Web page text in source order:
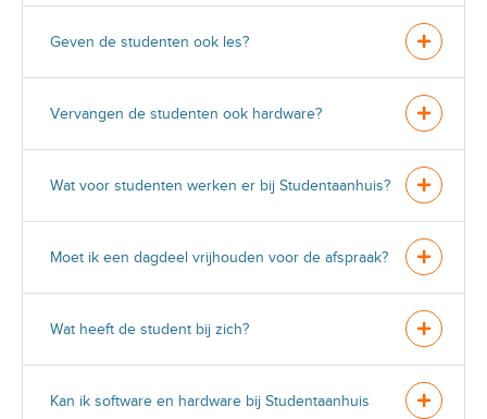
Geven de studenten ook les?
Vervangen de studenten ook hardware?
Wat voor studenten werken er bij Studentaanhuis?
Moet ik een dagdeel vrijhouden voor de afspraak?
Wat heeft de student bij zich?
Kan ik software en hardware bij Studentaanhuis